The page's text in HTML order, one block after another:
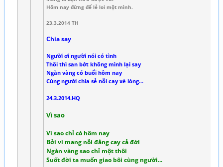
Hôm nay đừng để lẻ loi một mình.
23.3.2014 TH
Chia say
Người ơi người nói có tình
Thôi thì san bớt không mình lại say
Ngàn vàng có buổi hôm nay
Cùng người chia sẻ nỗi cay xé lòng...
24.3.2014.HQ
Vì sao
Vì sao chỉ có hôm nay
Bởi vì mang nỗi đắng cay cả đời
Ngàn vàng sao chỉ một thôi
Suốt đời ta muốn giao bôi cùng người...